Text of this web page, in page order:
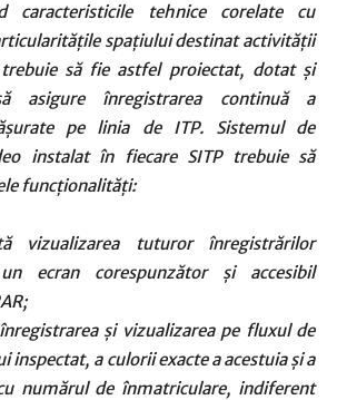
caracteristicile tehnice corelate cu
spaţiului destinat activităţii
să fie astfel proiectat, dotat şi
asigure înregistrarea continuă a
pe linia de ITP. Sistemul de
instalat în fiecare SITP trebuie să
funcţionalităţi:
vizualizarea tuturor înregistrărilor
ecran corespunzător şi accesibil
şi vizualizarea pe fluxul de
inspectat, a culorii exacte a acestuia şi a
numărul de înmatriculare, indiferent